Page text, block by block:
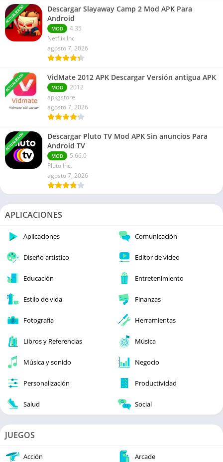
ACTUALIZADO
Descargar Slayaway Camp 2 Mod APK Para
Android
MOD
4.35
Netflix Inc
agosto 7, 2026
ACTUALIZADO VidMate 2012 APK Descargar Versión antigua APK
MOD
2012
apkgstore
agosto 7, 2026
ACTUALIZADO
Descargar Pluto TV Mod APK Sin anuncios Para
Android TV
MOD
5.66.0
Pluto Inc.
agosto 7, 2026
APLICACIONES
Aplicaciones Comunicación
Diseño artístico Editor de video
Educación Entretenimiento
Estilo de vida Finanzas
Fotografía Herramientas
Libros y Referencias Música
Música y sonido Negocio
Personalización Productividad
Salud Social
JUEGOS
Acción Arcade